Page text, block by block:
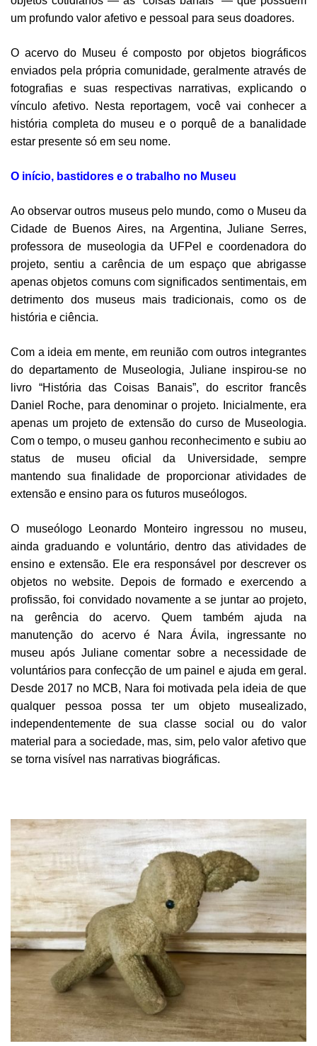
um profundo valor afetivo e pessoal para seus doadores.
O acervo do Museu é composto por objetos biográficos
enviados pela própria comunidade, geralmente através de
fotografias e suas respectivas narrativas, explicando o
vínculo afetivo. Nesta reportagem, você vai conhecer a
história completa do museu e o porquê de a banalidade
estar presente só em seu nome.
O início, bastidores e o trabalho no Museu
Ao observar outros museus pelo mundo, como o Museu da
Cidade de Buenos Aires, na Argentina, Juliane Serres,
professora de museologia da UFPel e coordenadora do
projeto, sentiu a carência de um espaço que abrigasse
apenas objetos comuns com significados sentimentais, em
detrimento dos museus mais tradicionais, como os de
história e ciência.
Com a ideia em mente, em reunião com outros integrantes
do departamento de Museologia, Juliane inspirou-se no
livro “História das Coisas Banais”, do escritor francês
Daniel Roche, para denominar o projeto. Inicialmente, era
apenas um projeto de extensão do curso de Museologia.
Com o tempo, o museu ganhou reconhecimento e subiu ao
status de museu oficial da Universidade, sempre
mantendo sua finalidade de proporcionar atividades de
extensão e ensino para os futuros museólogos.
O museólogo Leonardo Monteiro ingressou no museu,
ainda graduando e voluntário, dentro das atividades de
ensino e extensão. Ele era responsável por descrever os
objetos no website. Depois de formado e exercendo a
profissão, foi convidado novamente a se juntar ao projeto,
na gerência do acervo. Quem também ajuda na
manutenção do acervo é Nara Ávila, ingressante no
museu após Juliane comentar sobre a necessidade de
voluntários para confecção de um painel e ajuda em geral.
Desde 2017 no MCB, Nara foi motivada pela ideia de que
qualquer pessoa possa ter um objeto musealizado,
independentemente de sua classe social ou do valor
material para a sociedade, mas, sim, pelo valor afetivo que
se torna visível nas narrativas biográficas.